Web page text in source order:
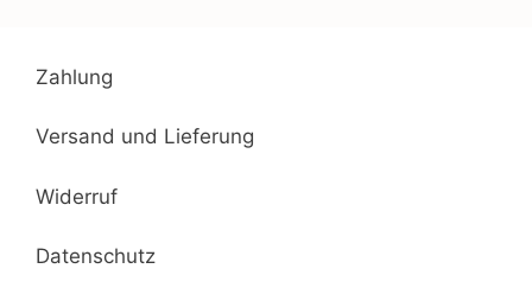
Zahlung
Versand und Lieferung
Widerruf
Datenschutz